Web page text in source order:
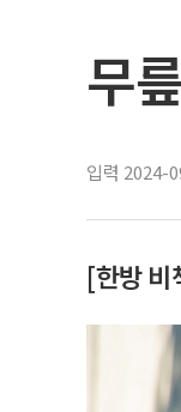
무
입력 2024-
[한방 비